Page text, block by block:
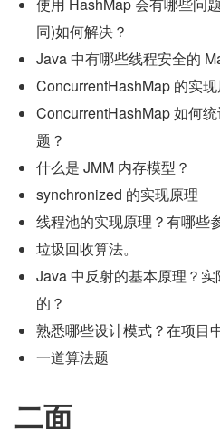
同)如何解决？
Java 中有哪些线程安全的
ConcurrentHashMap 的实
ConcurrentHashMap 如何
题？
什么是 JMM 内存模型？
synchronized 的实现原理
线程池的实现原理？有哪些
垃圾回收算法。
Java 中反射的基本原理？
的？
熟悉哪些设计模式？在项目
一道算法题
二面